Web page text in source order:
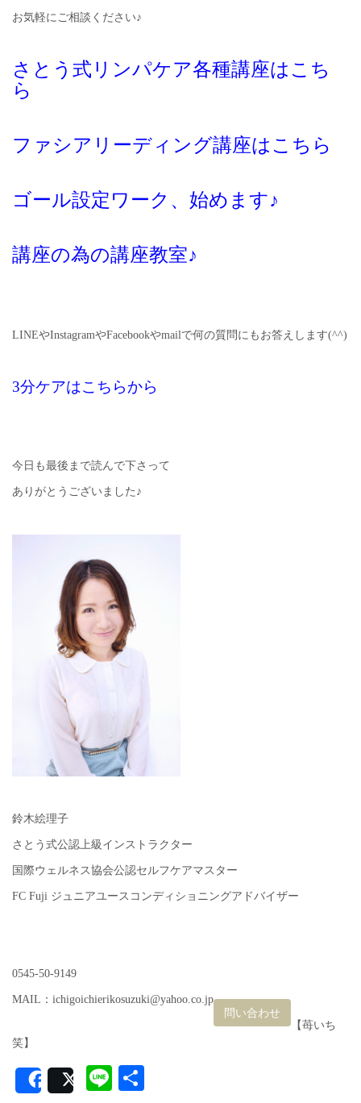
お気軽にご相談ください♪
さとう式リンパケア各種講座はこち
ら
ファシアリーディング講座はこちら
ゴール設定ワーク、始めます♪
講座の為の講座教室♪
LINEやInstagramやFacebookやmailで何の質問にもお答えします(^^)
3分ケアはこちらから
今日も最後まで読んで下さって
ありがとうございました♪
鈴木絵理子
さとう式公認上級インストラクター
国際ウェルネス協会公認セルフケアマスター
FC Fuji ジュニアユースコンディショニングアドバイザー
0545-50-9149
MAIL：ichigoichierikosuzuki@yahoo.co.jp
問い合わせ
【苺いち
笑】
SharePost Line